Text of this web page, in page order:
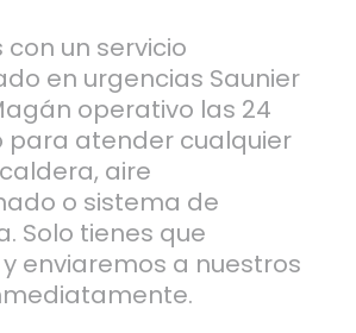
un servicio
en urgencias Saunier
operativo las 24
para atender cualquier
aire
o sistema de
Solo tienes que
enviaremos a nuestros